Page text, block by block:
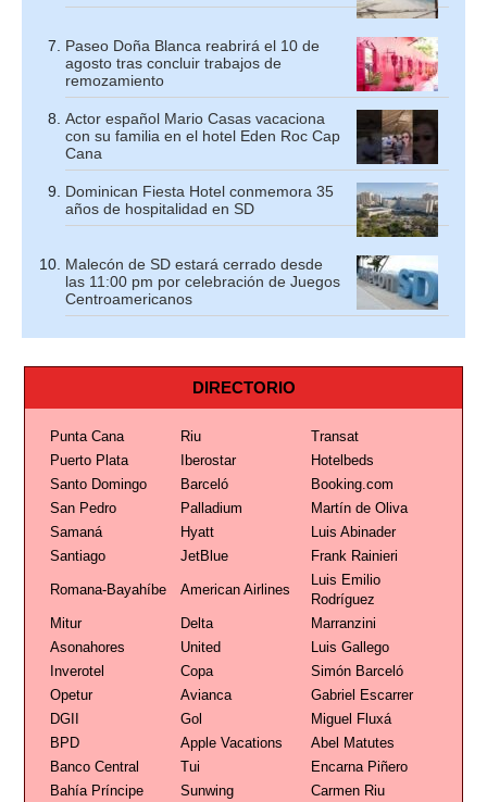
Paseo Doña Blanca reabrirá el 10 de
agosto tras concluir trabajos de
remozamiento
Actor español Mario Casas vacaciona
con su familia en el hotel Eden Roc Cap
Cana
Dominican Fiesta Hotel conmemora 35
años de hospitalidad en SD
Malecón de SD estará cerrado desde
las 11:00 pm por celebración de Juegos
Centroamericanos
DIRECTORIO
Punta Cana Riu
Transat
Puerto Plata
Iberostar
Hotelbeds
Santo Domingo
Barceló
Booking.com
San Pedro
Palladium
Martín de Oliva
Samaná
Hyatt
Luis Abinader
Santiago
JetBlue Frank Rainieri
Romana-Bayahíbe American Airlines
Luis Emilio
Rodríguez
Mitur
Delta
Marranzini
Asonahores
United
Luis Gallego
Inverotel
Copa
Simón Barceló
Opetur
Avianca
Gabriel Escarrer
DGII
Gol
Miguel Fluxá
BPD
Apple Vacations
Abel Matutes
Banco Central
Tui
Encarna Piñero
Bahía Príncipe
Sunwing Carmen Riu